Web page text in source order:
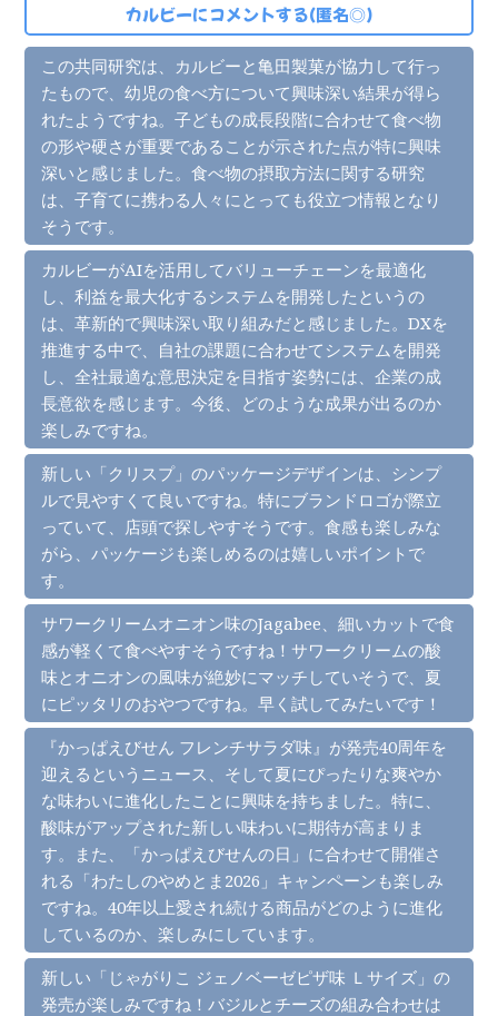
カルビーにコメントする(匿名◎)
この共同研究は、カルビーと亀田製菓が協力して行っ
たもので、幼児の食べ方について興味深い結果が得ら
れたようですね。子どもの成長段階に合わせて食べ物
の形や硬さが重要であることが示された点が特に興味
深いと感じました。食べ物の摂取方法に関する研究
は、子育てに携わる人々にとっても役立つ情報となり
そうです。
カルビーがAIを活用してバリューチェーンを最適化
し、利益を最大化するシステムを開発したというの
は、革新的で興味深い取り組みだと感じました。DXを
推進する中で、自社の課題に合わせてシステムを開発
し、全社最適な意思決定を目指す姿勢には、企業の成
長意欲を感じます。今後、どのような成果が出るのか
楽しみですね。
新しい「クリスプ」のパッケージデザインは、シンプ
ルで見やすくて良いですね。特にブランドロゴが際立
っていて、店頭で探しやすそうです。食感も楽しみな
がら、パッケージも楽しめるのは嬉しいポイントで
す。
サワークリームオニオン味のJagabee、細いカットで食
感が軽くて食べやすそうですね！サワークリームの酸
味とオニオンの風味が絶妙にマッチしていそうで、夏
にピッタリのおやつですね。早く試してみたいです！
『かっぱえびせん フレンチサラダ味』が発売40周年を
迎えるというニュース、そして夏にぴったりな爽やか
な味わいに進化したことに興味を持ちました。特に、
酸味がアップされた新しい味わいに期待が高まりま
す。また、「かっぱえびせんの日」に合わせて開催さ
れる「わたしのやめとま2026」キャンペーンも楽しみ
ですね。40年以上愛され続ける商品がどのように進化
しているのか、楽しみにしています。
新しい「じゃがりこ ジェノベーゼピザ味 Ｌサイズ」の
発売が楽しみですね！バジルとチーズの組み合わせは